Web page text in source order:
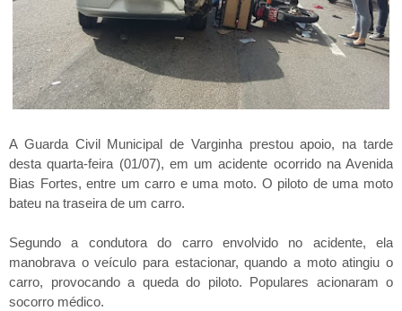
A Guarda Civil Municipal de Varginha prestou apoio, na tarde
desta quarta-feira (01/07), em um acidente ocorrido na Avenida
Bias Fortes, entre um carro e uma moto. O piloto de uma moto
bateu na traseira de um carro.
Segundo a condutora do carro envolvido no acidente, ela
manobrava o veículo para estacionar, quando a moto atingiu o
carro, provocando a queda do piloto. Populares acionaram o
socorro médico.